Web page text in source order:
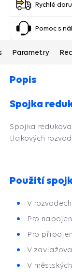
Rychlé
Pomoc s
Parametry
Popis
Spojka
Spojka
tlakových
Použití
V
Pro
Pro
V
V